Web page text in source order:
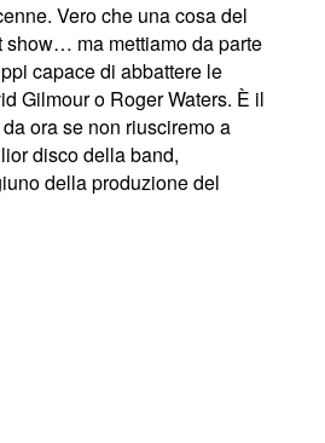
Vero che una cosa del
show… ma mettiamo da parte
capace di abbattere le
Gilmour o Roger Waters. È il
ora se non riusciremo a
disco della band,
della produzione del